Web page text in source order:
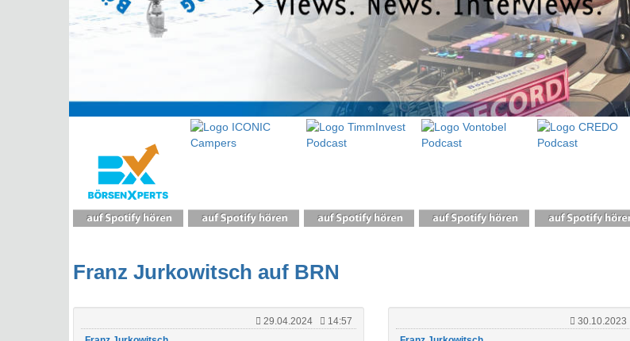
Franz Jurkowitsch auf BRN
29.04.2024
14:57
30.10.2023